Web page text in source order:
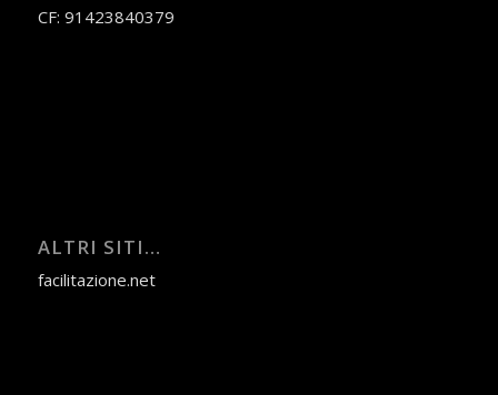
CF: 91423840379
ALTRI SITI…
facilitazione.net